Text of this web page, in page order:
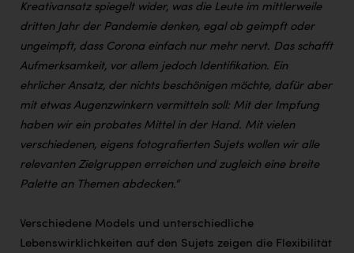
Kreativansatz spiegelt wider, was die Leute im mittlerweile
dritten Jahr der Pandemie denken, egal ob geimpft oder
ungeimpft, dass Corona einfach nur mehr nervt. Das schafft
Aufmerksamkeit, vor allem jedoch Identifikation. Ein
ehrlicher Ansatz, der nichts beschönigen möchte, dafür aber
mit etwas Augenzwinkern vermitteln soll: Mit der Impfung
haben wir ein probates Mittel in der Hand. Mit vielen
verschiedenen, eigens fotografierten Sujets wollen wir alle
relevanten Zielgruppen erreichen und zugleich eine breite
Palette an Themen abdecken.“
Verschiedene Models und unterschiedliche
Lebenswirklichkeiten auf den Sujets zeigen die Flexibilität